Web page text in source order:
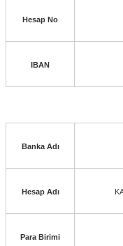
Hesap No
IBAN
Banka Adı
Hesap Adı
Para Birimi